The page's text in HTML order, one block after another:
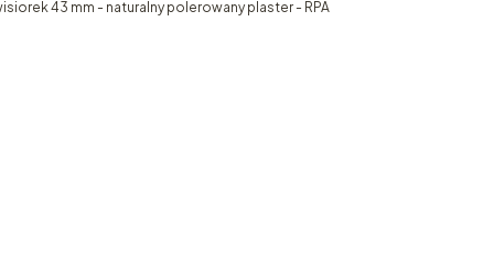
43 mm - naturalny polerowany plaster - RPA